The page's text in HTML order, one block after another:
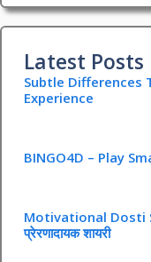
Latest Posts
Subtle Differences
Experience
BINGO4D – Play
Motivational Dosti
प्रेरणादायक शायरी